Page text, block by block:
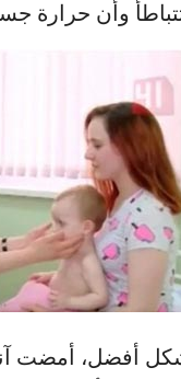
وأن حرارة جسمها
أفضل، أمضت